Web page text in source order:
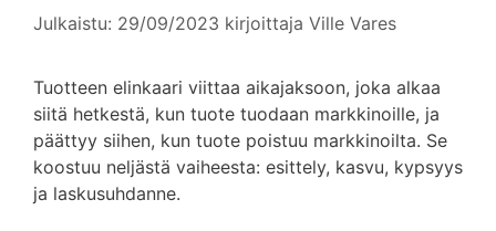
Julkaistu: 29/09/2023 kirjoittaja Ville Vares
Tuotteen elinkaari viittaa aikajaksoon, joka alkaa
siitä hetkestä, kun tuote tuodaan markkinoille, ja
päättyy siihen, kun tuote poistuu markkinoilta. Se
koostuu neljästä vaiheesta: esittely, kasvu, kypsyys
ja laskusuhdanne.